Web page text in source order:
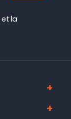
et la